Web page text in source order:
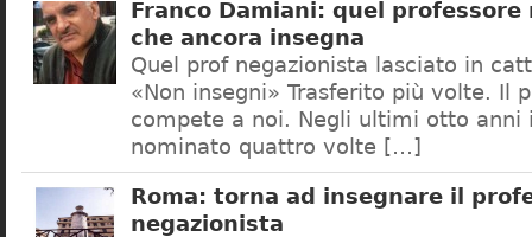
Franco Damiani: quel professore
che ancora insegna
Quel prof negazionista lasciato in
«Non insegni» Trasferito più volte. Il
compete a noi. Negli ultimi otto anni
nominato quattro volte […]
Roma: torna ad insegnare il
negazionista